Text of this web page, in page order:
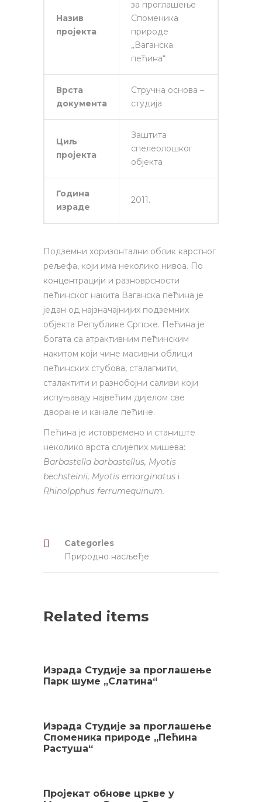
Назив
пројекта
за проглашење
Споменика
природе
„Ваганска
пећина“
Врста
документа
Стручна основа –
студија
Циљ
пројекта
Заштита
спелеолошког
објекта
Година
израде
2011.
Подземни хоризонтални облик карстног
рељефа, који има неколико нивоа. По
концен­тра­ци­ји и разноврсности
пећинског накита Ваганска пећина је
један од најзначајнијих под­зем­них
објекта Републике Српске. Пећина је
богата са атрактивним пећинским
накитом ко­ји чине масивни облици
пећинских стубова, сталагмити,
сталактити и разнобојни саливи ко­ји
испуњавају највећим дијелом све
дворане и канале пећине.
Пећина је истовремено и станиште
неколико врста слијепих мишева:
Barbastella barbastellus, Myotis
bechsteinii, Myotis emarginatus i
Rhinolpphus ferrumequinum.
Categories
Природно насљеђе
Related items
Израда Студије за проглашење
Парк шуме „Слатина“
Израда Студије за проглашење
Споменика природе „Пећина
Растуша“
Пројекат обнове цркве у